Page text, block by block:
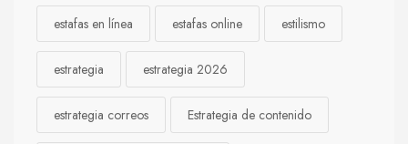
estafas en línea estafas online estilismo
estrategia estrategia 2026
estrategia correos Estrategia de contenido